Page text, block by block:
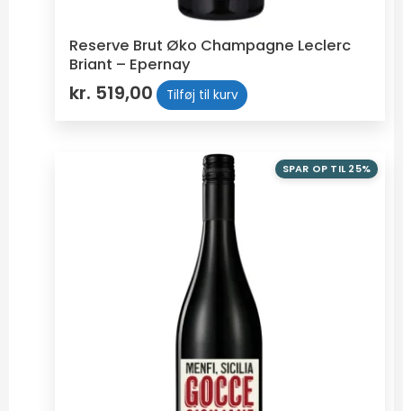
Reserve Brut Øko Champagne Leclerc
Briant – Epernay
kr. 519,00 Tilføj til kurv
SPAR OP TIL 25%